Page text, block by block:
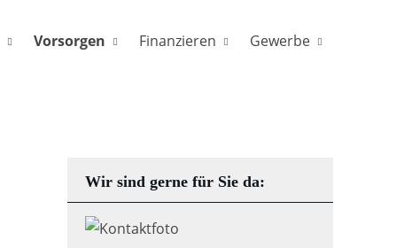
Vorsorgen Finanzieren Gewerbe
Wir sind gerne für Sie da: